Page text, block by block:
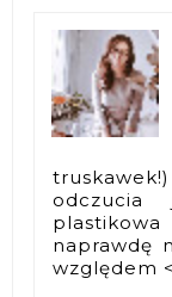
naprawdę
względem